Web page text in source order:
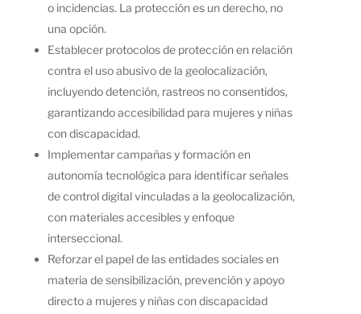
o incidencias. La protección es un derecho, no
una opción.
Establecer protocolos de protección en relación
contra el uso abusivo de la geolocalización,
incluyendo detención, rastreos no consentidos,
garantizando accesibilidad para mujeres y niñas
con discapacidad.
Implementar campañas y formación en
autonomía tecnológica para identificar señales
de control digital vinculadas a la geolocalización,
con materiales accesibles y enfoque
interseccional.
Reforzar el papel de las entidades sociales en
materia de sensibilización, prevención y apoyo
directo a mujeres y niñas con discapacidad